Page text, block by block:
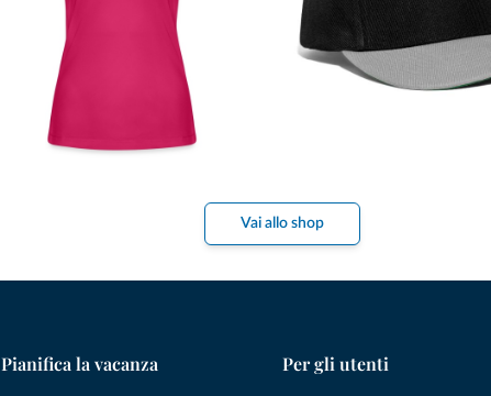
Vai allo shop
Pianifica la vacanza Per gli utenti